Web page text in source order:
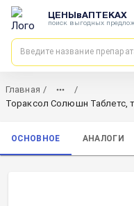
ЦЕНЫвАПТЕКАХ
поиск выгодных
Главная /
/
Тораксол Солюшн Таблетс,
ОСНОВНОЕ АНАЛОГИ